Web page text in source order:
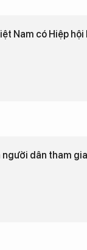
Nam có Hiệp
người dân tham